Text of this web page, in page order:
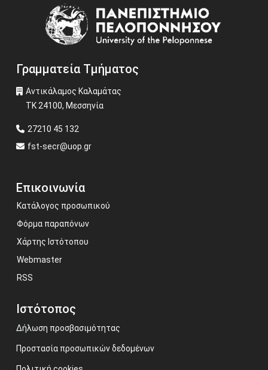
Γραμματεία Τμήματος
Αντικάλαμος Καλαμάτας
ΤΚ 24100, Μεσσηνία
27210 45 132
fst-secr@uop.gr
Επικοινωνία
Κατάλογος προσωπικού
Φόρμα παραπόνων
Χάρτης Ιστότοπου
Webmaster
RSS
Ιστότοπος
Δήλωση προσβασιμότητας
Προστασία προσωπικών δεδομένων